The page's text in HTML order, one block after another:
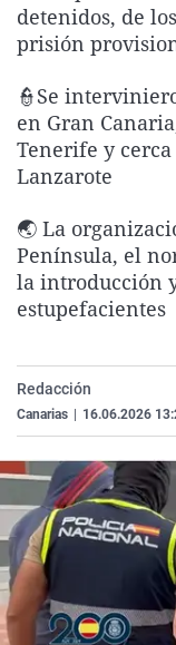
detenidos, de
prisión
👮Se
en Gran
Tenerife y
Lanzarote
🌏 La
Península, el
la introducción
estupefacientes
Redacción
Canarias 16.06.2026